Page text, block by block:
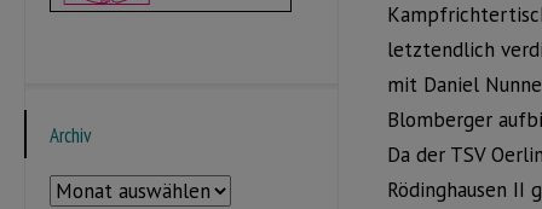
letztendlich
mit Daniel
Blomberger
Da der TSV
Rödinghausen II
Archiv
Archiv